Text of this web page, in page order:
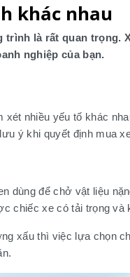
khác nhau
là rất quan trọng.
nghiệp của bạn.
nhiều yếu tố khác
ý khi quyết định mua
dùng để chở vật liệu
chiếc xe có tải trọng
xấu thì việc lựa chọn